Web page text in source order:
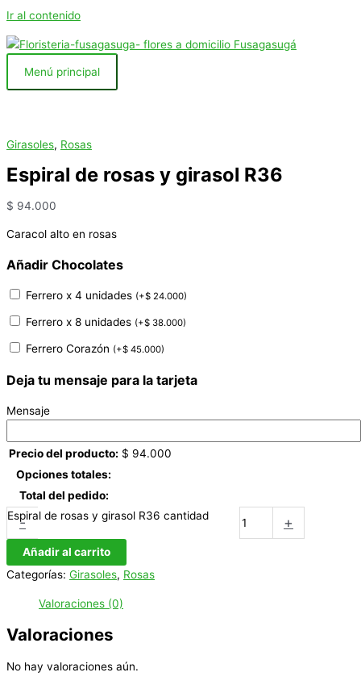
Ir al contenido
Menú principal
Girasoles, Rosas
Espiral de rosas y girasol R36
$ 94.000
Caracol alto en rosas
Añadir Chocolates
Ferrero x 4 unidades (+$ 24.000)
Ferrero x 8 unidades (+$ 38.000)
Ferrero Corazón (+$ 45.000)
Deja tu mensaje para la tarjeta
Mensaje
Precio del producto: $ 94.000
Opciones totales:
Total del pedido:
-
Espiral de rosas y girasol R36 cantidad +
Añadir al carrito
Categorías: Girasoles, Rosas
Valoraciones (0)
Valoraciones
No hay valoraciones aún.